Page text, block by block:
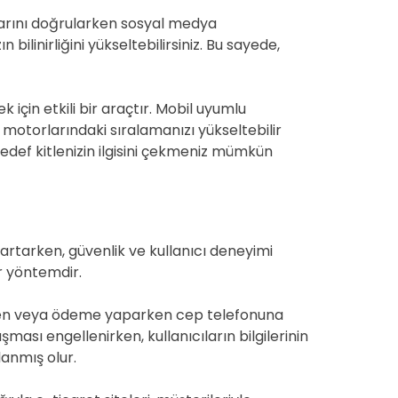
doğrularken sosyal medya
bilinirliğini yükseltebilirsiniz. Bu sayede,
için etkili bir araçtır. Mobil uyumlu
sıralamanızı yükseltebilir
kitlenizin ilgisini çekmeniz mümkün
güvenlik ve kullanıcı deneyimi
yöntemdir.
veya ödeme yaparken cep telefonuna
engellenirken, kullanıcıların bilgilerinin
olur.